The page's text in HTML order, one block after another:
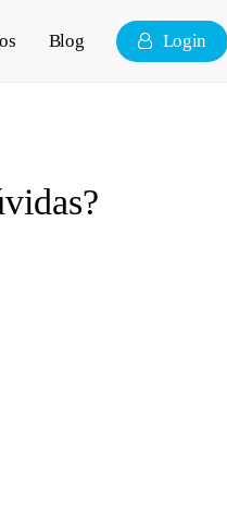
Blog Login